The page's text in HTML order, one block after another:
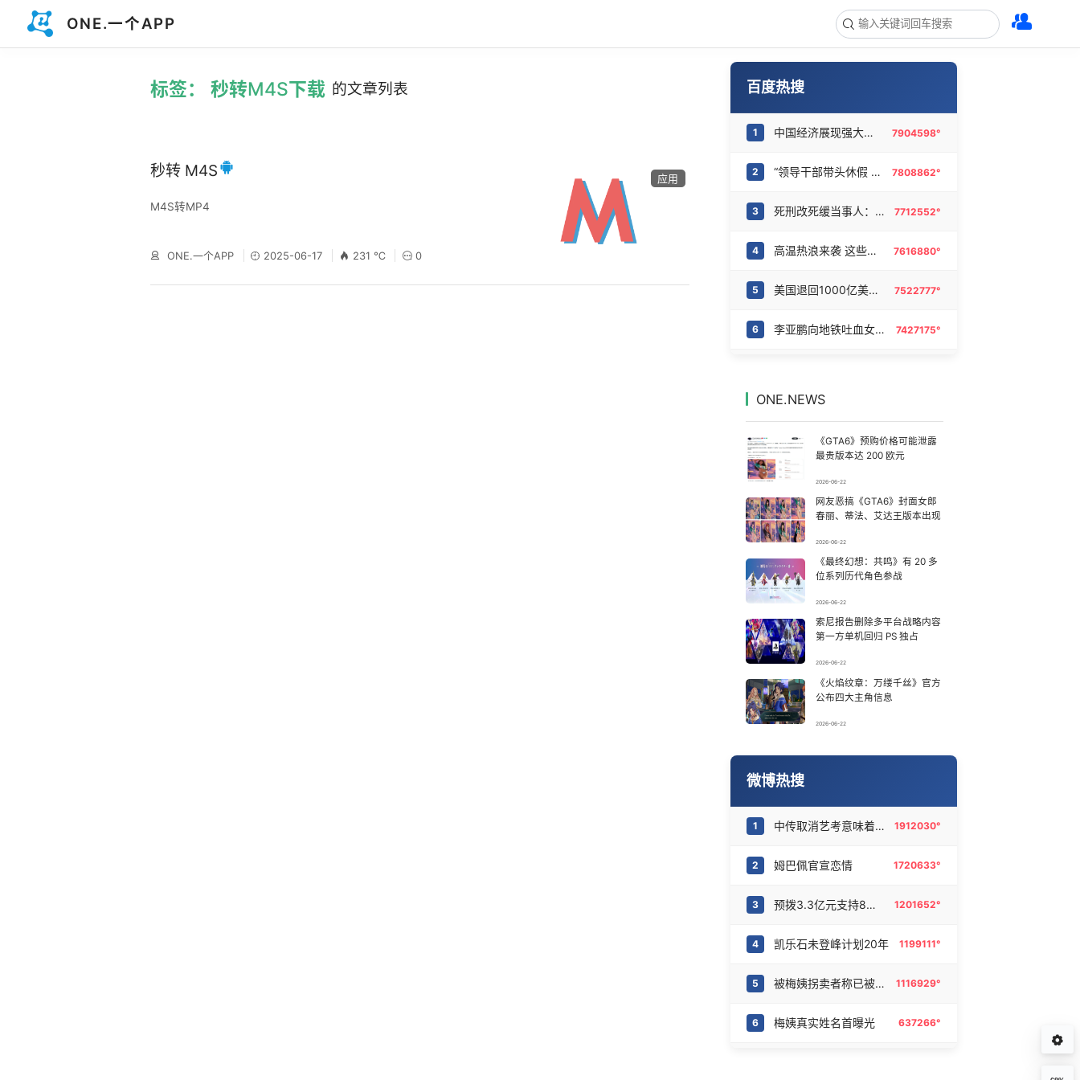
ONE.一个APP
标签： 秒转M4S下载 的文章列表
秒转 M4S
M4S转MP4
应用
ONE.一个APP 2025-06-17 231 ℃ 0
百度热搜
1 中国经济展现强大韧性和活力 7904598°
2 “领导干部带头休假 值得推广” 7808862°
3 死刑改死缓当事人：已付出沉重代价 7712552°
4 高温热浪来袭 这些地方需注意 7616880°
5 美国退回1000亿美元关税 7522777°
6 李亚鹏向地铁吐血女孩捐99999元 7427175°
9 台风白海豚可能在浙江登陆 7138825°
11
12 新疆疏附县发生8.5级地震系谣言 6853842°
13
14 人贩子“梅姨”真实姓名曝光 6657648°
15 为鼓励女儿 41岁妈妈考上985研究生 6559800°
16
ONE.NEWS
《GTA6》预购价格可能泄露
最贵版本达 200 欧元
2026-06-22
网友恶搞《GTA6》封面女郎
春丽、蒂法、艾达王版本出现
2026-06-22
《最终幻想：共鸣》有 20 多
位系列历代角色参战
2026-06-22
索尼报告删除多平台战略内容
第一方单机回归 PS 独占
2026-06-22
《火焰纹章：万缕千丝》官方
公布四大主角信息
2026-06-22
微博热搜
1 中传取消艺考意味着什么 1912030°
2 姆巴佩官宣恋情 1720633°
3 预拨3.3亿元支持8省市抢险救灾 1201652°
4 凯乐石未登峰计划20年 1199111°
5 被梅姨拐卖者称已被养父母删除 1116929°
6 梅姨真实姓名首曝光 637266°